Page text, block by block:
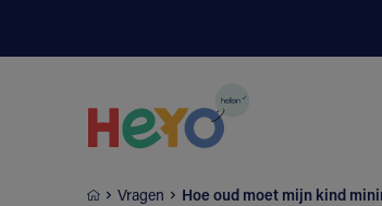
Vragen Hoe oud moet mijn kind